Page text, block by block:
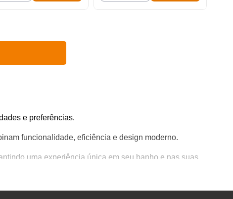
e preferências.
funcionalidade, eficiência e design moderno.
uma experiência única em seu banho e nas suas